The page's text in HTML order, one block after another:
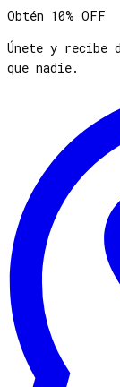
Obtén 10% OFF
Únete y recibe
que nadie.